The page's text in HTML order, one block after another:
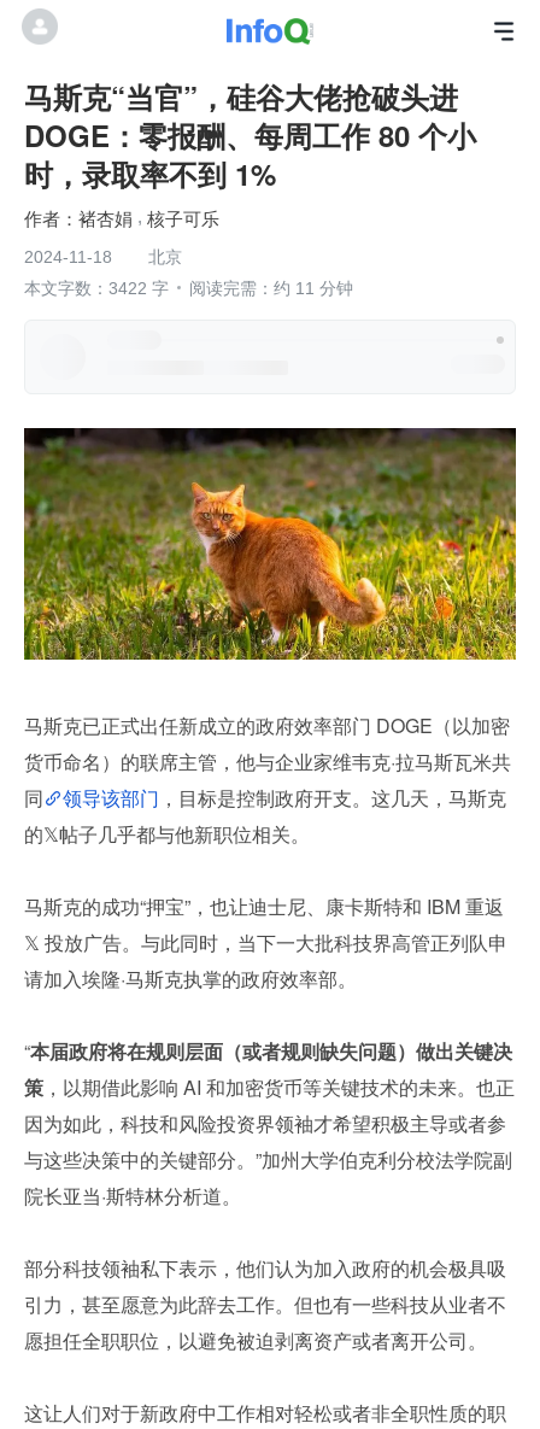
马斯克“当官”，硅谷大佬抢破头进
DOGE：零报酬、每周工作 80 个小
时，录取率不到 1%
褚杏娟 核子可乐
2024-11-18
北京
本文字数：3422 字
阅读完需：约 11 分钟
马斯克已正式出任新成立的政府效率部门 DOGE（以加密
货币命名）的联席主管，他与企业家维韦克·拉马斯瓦米共
同
领导该部门 ，目标是控制政府开支。这几天，马斯克
的𝕏帖子几乎都与他新职位相关。
马斯克的成功“押宝”，也让迪士尼、康卡斯特和 IBM 重返
𝕏 投放广告。与此同时，当下一大批科技界高管正列队申
请加入埃隆·马斯克执掌的政府效率部。
“本届政府将在规则层面（或者规则缺失问题）做出关键决
策 ，以期借此影响 AI 和加密货币等关键技术的未来。也正
因为如此，科技和风险投资界领袖才希望积极主导或者参
与这些决策中的关键部分。”加州大学伯克利分校法学院副
院长亚当·斯特林分析道。
部分科技领袖私下表示，他们认为加入政府的机会极具吸
引力，甚至愿意为此辞去工作。但也有一些科技从业者不
愿担任全职职位，以避免被迫剥离资产或者离开公司。
这让人们对于新政府中工作相对轻松或者非全职性质的职